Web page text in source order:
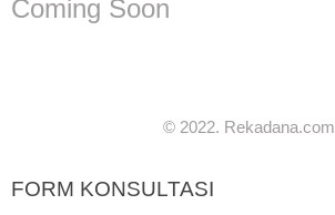
Coming Soon
© 2022. Rekadana.com
FORM KONSULTASI